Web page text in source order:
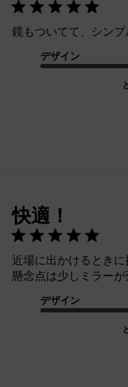
鏡もついてて、シン
デザイン
快適！
近場に出かけるときに
懸念点は少しミラーが
デザイン